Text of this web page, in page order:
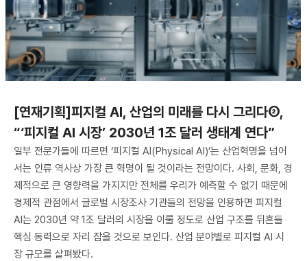
[연재기획]피지컬 AI, 산업의 미래를 다시 그리다②,
“‘피지컬 AI 시장’ 2030년 1조 달러 생태계 연다”
일부 전문가들에 따르면 ‘피지컬 AI(Physical AI)’는 산업혁명을 넘어
서는 인류 역사상 가장 큰 혁명이 될 것이라는 전망이다. 사회, 문화, 경
제적으로 큰 영향력을 가지지만 전체를 우리가 예측할 수 없기 때문에
경제적 관점에서 글로벌 시장조사 기관들의 전망을 인용하면 피지컬
AI는 2030년 약 1조 달러의 시장을 이룰 정도로 산업 구조를 뒤흔들
핵심 동력으로 자리 잡을 것으로 보인다. 산업 분야별로 피지컬 AI 시
장 규모를 살펴봤다.